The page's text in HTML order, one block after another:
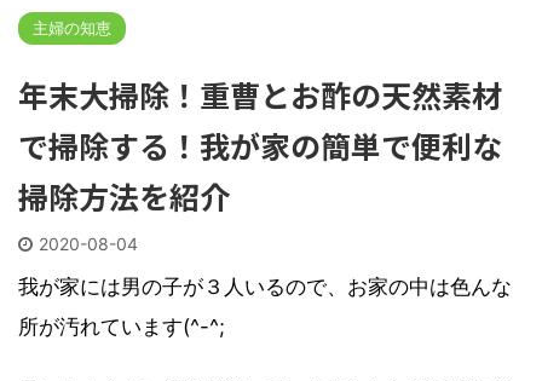
主婦の知恵
年末大掃除！重曹とお酢の天然素材
で掃除する！我が家の簡単で便利な
掃除方法を紹介
2020-08-04
我が家には男の子が３人いるので、お家の中は色んな
所が汚れています(^-^;